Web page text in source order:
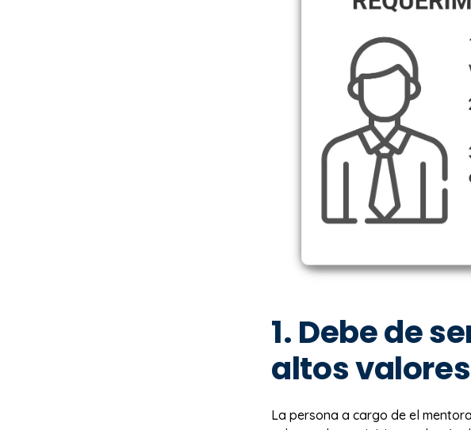
1. Debe de
altos
La persona a cargo de el